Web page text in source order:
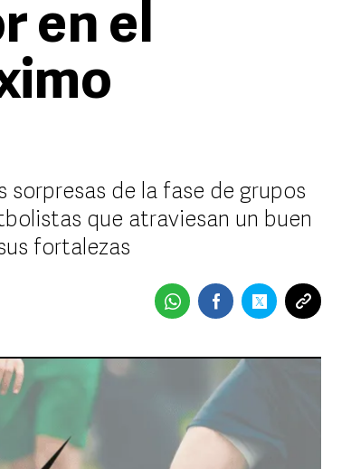
en el
sorpresas de la fase de grupos
que atraviesan un buen
fortalezas